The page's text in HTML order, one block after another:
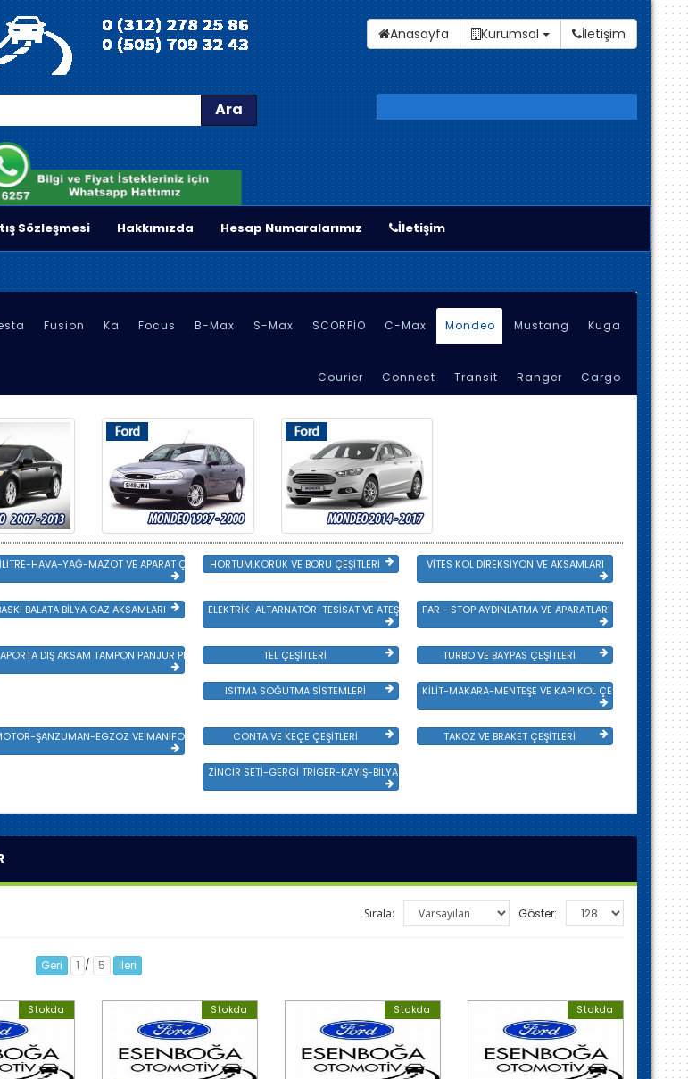
Anasayfa Kurumsal İletişim
Ara
Sözleşmesi Hakkımızda Hesap Numaralarımız İletişim
Fusion Ka Focus B-Max S-Max SCORPİO C-Max Mondeo Mustang Kuga
Courier Connect Transit Ranger Cargo
HAVA-YAĞ-MAZOT VE APARAT ÇEŞİTLERİHORTUM,KÖRÜK VE BORU ÇEŞİTLERİ VİTES KOL DİREKSİYON VE AKSAMLARI
ÇEŞİTLER
BALATA BİLYA GAZ AKSAMLARI ELEKTRİK-ALTARNATÖR-TESİSAT VE ATEŞLEME GRBFAR - STOP AYDINLATMA VE APARATLARI
ARKA TAKIM VE YÜRÜYEN AKSAMLAR
DIŞ AKSAM TAMPON PANJUR PLASTİK VE SAC AKSAMTEL ÇEŞİTLERİ TURBO VE BAYPAS ÇEŞİTLERİ
ISITMA SOĞUTMA SİSTEMLERİ KİLİT-MAKARA-MENTEŞE VE KAPI KOL ÇEŞİTLERİ
ŞANZUMAN-EGZOZ VE MANİFOLD CONTA VE KEÇE ÇEŞİTLERİ TAKOZ VE BRAKET ÇEŞİTLERİ
ZİNCİR SETİ-GERGİ TRİGER-KAYIŞ-BİLYA VE DEVİRDAİM
Göster:
Sırala:
Geri 1 / 5 İleri
Stokda Stokda Stokda Stokda